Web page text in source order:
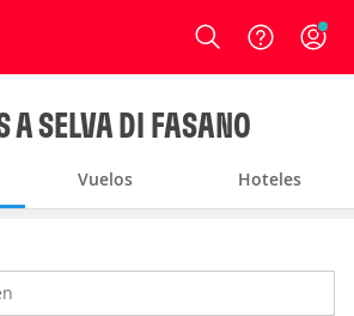
Login
A SELVA DI FASANO
Vuelos Hoteles